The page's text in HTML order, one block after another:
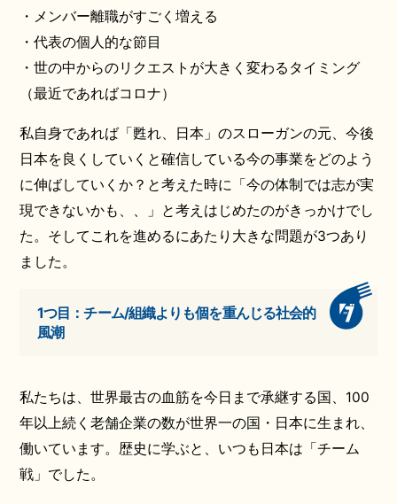
・メンバー離職がすごく増える
・代表の個人的な節目
・世の中からのリクエストが大きく変わるタイミング
（最近であればコロナ）
私自身であれば「甦れ、日本」のスローガンの元、今後
日本を良くしていくと確信している今の事業をどのよう
に伸ばしていくか？と考えた時に「今の体制では志が実
現できないかも、、」と考えはじめたのがきっかけでし
た。そしてこれを進めるにあたり大きな問題が3つあり
ました。
1つ目：チーム/組織よりも個を重んじる社会的
風潮
私たちは、世界最古の血筋を今日まで承継する国、100
年以上続く老舗企業の数が世界一の国・日本に生まれ、
働いています。歴史に学ぶと、いつも日本は「チーム
戦」でした。